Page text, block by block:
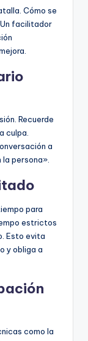
Cómo se
facilitador
Recuerde
culpa.
a
persona».
para
estrictos
Esto evita
y obliga a
como la